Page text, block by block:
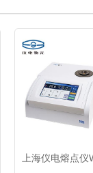
2S
2S（全套）2
上海仪电熔点仪